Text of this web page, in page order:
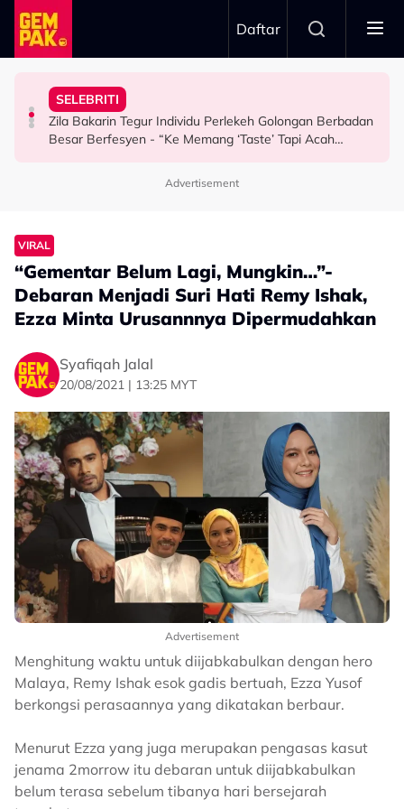
Skip to main content
Daftar
HIBURAN
Aktor Popular Dakwa Kena Halau Dari KLFW - “Bukan
Teringin Sangat Nak Pergi…”
SELEBRITI
Zila Bakarin Tegur Individu Perlekeh Golongan Berbadan
Besar Berfesyen - “Ke Memang ‘Taste’ Tapi Acah
HIBURAN
Kenang Pemergian Arwah Siti Sarah, Perkongsian Shuib
Undang Sebak - “5 Tahun, Al-Fatihah”
HIBURAN
Big Stage Rocketfuel Recap: Permintaan OT8 Tak
Terlaksana! Aliff Kimiey & Qilo Perlu Pulang, Semak
Advertisement
VIRAL
“Gementar Belum Lagi, Mungkin…”-
Debaran Menjadi Suri Hati Remy Ishak,
Ezza Minta Urusannnya Dipermudahkan
Syafiqah Jalal
20/08/2021 | 13:25 MYT
Advertisement
Menghitung waktu untuk diijabkabulkan dengan hero
Malaya, Remy Ishak esok gadis bertuah, Ezza Yusof
berkongsi perasaannya yang dikatakan berbaur.
Menurut Ezza yang juga merupakan pengasas kasut
jenama 2morrow itu debaran untuk diijabkabulkan
belum terasa sebelum tibanya hari bersejarah